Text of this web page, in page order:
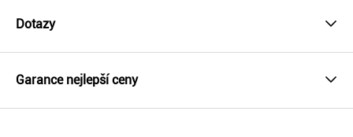
Dotazy
Garance nejlepší ceny